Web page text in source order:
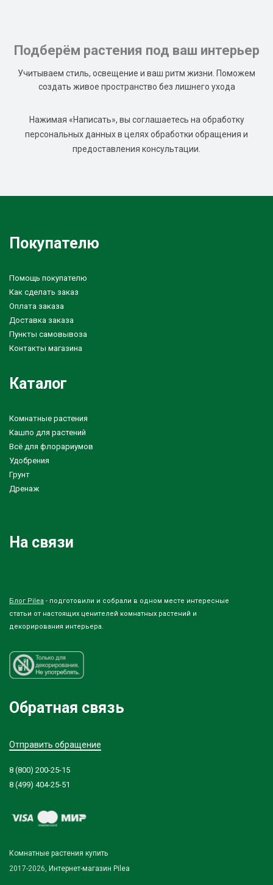
Подберём растения под ваш интерьер
Учитываем стиль, освещение и ваш ритм жизни. Поможем
создать живое пространство без лишнего ухода
Нажимая «Написать», вы соглашаетесь на обработку
персональных данных в целях обработки обращения и
предоставления консультации.
Покупателю
Помощь покупателю
Как сделать заказ
Оплата заказа
Доставка заказа
Пункты самовывоза
Контакты магазина
Каталог
Комнатные растения
Кашпо для растений
Всё для флорариумов
Удобрения
Грунт
Дренаж
На связи
Блог Pilea - подготовили и собрали в одном месте интересные
статьи от настоящих ценителей комнатных растений и
декорирования интерьера.
Обратная связь
Отправить обращение
8 (800) 200-25-15
8 (499) 404-25-51
Комнатные растения купить
2017-2026, Интернет-магазин Pilea